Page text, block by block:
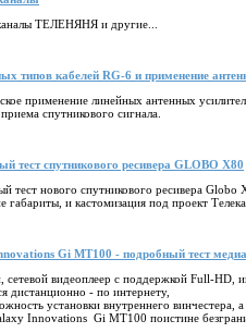
ТЕЛЕНЯНЯ и другие...
типов кабелей RG-6 и применение
применение линейных антенных
спутникового сигнала.
тест спутникового ресивера GLOBO X80
тест нового спутникового ресивера Globo
габариты, и кастомизация под проект
Gi MT100 - подробный тест
сетевой видеоплеер c поддержкой Full-HD,
дистанционно - по интернету,
установки внутреннего винчестера,
Innovations Gi MT100 поистине